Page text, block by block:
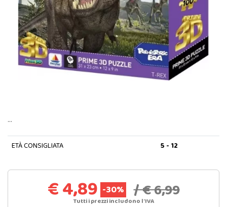
…
ETÀ CONSIGLIATA 5 - 12
€ 4,89 -30% / € 6,99
Tutti i prezzi includono l'IVA